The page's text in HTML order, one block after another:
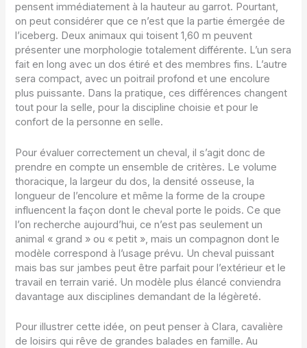
pensent immédiatement à la hauteur au garrot. Pourtant,
on peut considérer que ce n’est que la partie émergée de
l’iceberg. Deux animaux qui toisent 1,60 m peuvent
présenter une morphologie totalement différente. L’un sera
fait en long avec un dos étiré et des membres fins. L’autre
sera compact, avec un poitrail profond et une encolure
plus puissante. Dans la pratique, ces différences changent
tout pour la selle, pour la discipline choisie et pour le
confort de la personne en selle.
Pour évaluer correctement un cheval, il s’agit donc de
prendre en compte un ensemble de critères. Le volume
thoracique, la largeur du dos, la densité osseuse, la
longueur de l’encolure et même la forme de la croupe
influencent la façon dont le cheval porte le poids. Ce que
l’on recherche aujourd’hui, ce n’est pas seulement un
animal « grand » ou « petit », mais un compagnon dont le
modèle correspond à l’usage prévu. Un cheval puissant
mais bas sur jambes peut être parfait pour l’extérieur et le
travail en terrain varié. Un modèle plus élancé conviendra
davantage aux disciplines demandant de la légèreté.
Pour illustrer cette idée, on peut penser à Clara, cavalière
de loisirs qui rêve de grandes balades en famille. Au